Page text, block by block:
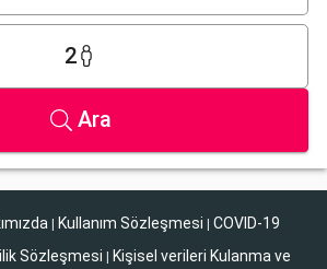
2
Ara
| Kullanım Sözleşmesi | COVID-19
Sözleşmesi | Kişisel verileri Kulanma ve